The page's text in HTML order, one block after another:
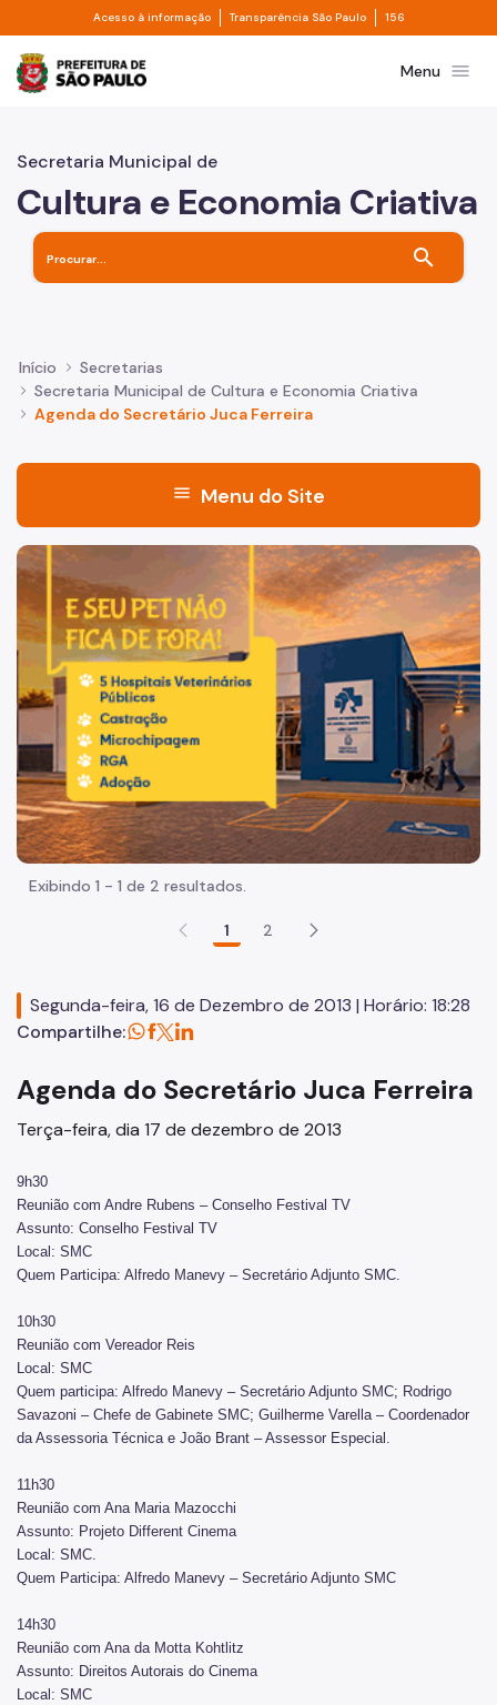
Pular para o Conteúdo principal
Acesso à informação Divisor de acesso à informação
Transparência São Paulo Divisor de
156
Prefeitura de São PauloMenu menu
Secretaria Municipal de
Cultura e Economia Criativa
search
Início
Secretarias
Secretaria Municipal de Cultura e Economia Criativa
Agenda do Secretário Juca Ferreira
menu Menu do Site
Acesso à Informação
Participação Social
Quadro de Serviços
Acesso à Proteção de Dados Pessoais
A Secretaria
Agenda do Secretário
Fale Conosco
Organização
Sala de Imprensa
Concursos
Rede Daora
Piapi
Vocacional
Jovem Monitor Cultural
Edital de Credenciamento 2026/2027
Notícias da Cultura
Nossos Espaços
Bibliotecas
Casas de Cultura
Imagem de um cachorro caramelo e uma gata rajada,
Exibindo 1 - 1 de 2 resultados.
1 2
Segunda-feira, 16 de Dezembro de 2013 | Horário: 18:28
Compartilhe:
Agenda do Secretário Juca Ferreira
Terça-feira, dia 17 de dezembro de 2013
9h30
Reunião com Andre Rubens – Conselho Festival TV
Assunto: Conselho Festival TV
Local: SMC
Quem Participa: Alfredo Manevy – Secretário Adjunto SMC.
10h30
Reunião com Vereador Reis
Local: SMC
Quem participa: Alfredo Manevy – Secretário Adjunto SMC; Rodrigo
Savazoni – Chefe de Gabinete SMC; Guilherme Varella – Coordenador
da Assessoria Técnica e João Brant – Assessor Especial.
11h30
Reunião com Ana Maria Mazocchi
Assunto: Projeto Different Cinema
Local: SMC.
Quem Participa: Alfredo Manevy – Secretário Adjunto SMC
14h30
Reunião com Ana da Motta Kohtlitz
Assunto: Direitos Autorais do Cinema
Local: SMC